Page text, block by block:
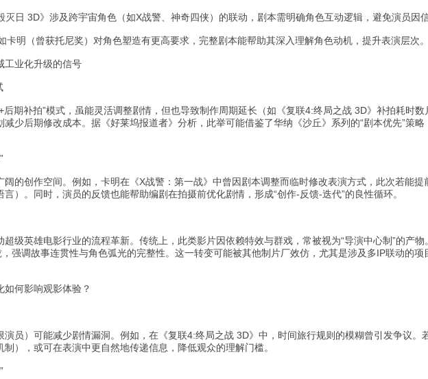
灭日 3D》涉及跨宇宙角色（如X战警、神奇四侠）的联动，剧本需明确角色互动逻辑，避免演员因
卡明（曾获托尼奖）对角色塑造有更高要求，完整剧本能帮助其深入理解角色动机，提升表演层次。
工业化升级的信号
后期补拍”模式，虽能灵活调整剧情，但也导致制作周期延长（如《复联4:终局之战 3D》补拍耗时
少后期修改成本。据《好莱坞报道者》分析，此举可能借鉴了华纳《沙丘》系列的“剧本优先”策
阔的创作空间。例如，卡明在《X战警：第一战》中曾因剧本调整而临时修改表演方式，此次若能
）。同时，演员的反馈也能帮助编剧在拍摄前优化剧情，形成“创作-反馈-迭代”的良性循环。
级英雄电影行业的流程革新。传统上，此类影片因依赖特效与群戏，常被视为“导演中心制”的产
，强调故事连贯性与角色弧光的完整性。这一转变可能被其他制片厂效仿，尤其是涉及多IP联动的
如何影响观影体验？
演员）可能减少剧情漏洞。例如，在《复联4:终局之战 3D》中，时间旅行规则的模糊曾引发争议。
），或可在表演中更自然地传递信息，降低观众的理解门槛。